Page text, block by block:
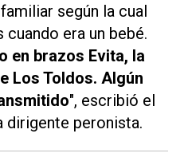
según la cual
era un bebé.
en brazos Evita, la
Los Toldos. Algún
", escribió el
dirigente peronista.